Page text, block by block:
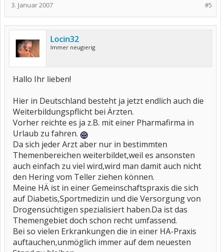
#5
3. Januar 2007
Locin32
Immer neugierig
Hallo Ihr lieben!
Hier in Deutschland besteht ja jetzt endlich auch die
Weiterbildungspflicht bei Ärzten.
Vorher reichte es ja z.B. mit einer Pharmafirma in
Urlaub zu fahren.
Da sich jeder Arzt aber nur in bestimmten
Themenbereichen weiterbildet,weil es ansonsten
auch einfach zu viel wird,wird man damit auch nicht
den Hering vom Teller ziehen können.
Meine HÄ ist in einer Gemeinschaftspraxis die sich
auf Diabetis,Sportmedizin und die Versorgung von
Drogensüchtigen spezialisiert haben.Da ist das
Themengebiet doch schon recht umfassend.
Bei so vielen Erkrankungen die in einer HA-Praxis
auftauchen,unmöglich immer auf dem neuesten